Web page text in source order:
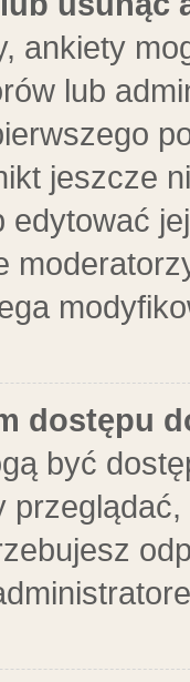
ankiety
lub
jeszcze
edytować
dostępu
być